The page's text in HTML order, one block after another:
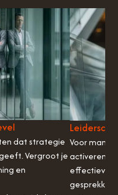
dat strategie
Vergroot je
en
Voor
activeren in
effectiever
gesprekken.